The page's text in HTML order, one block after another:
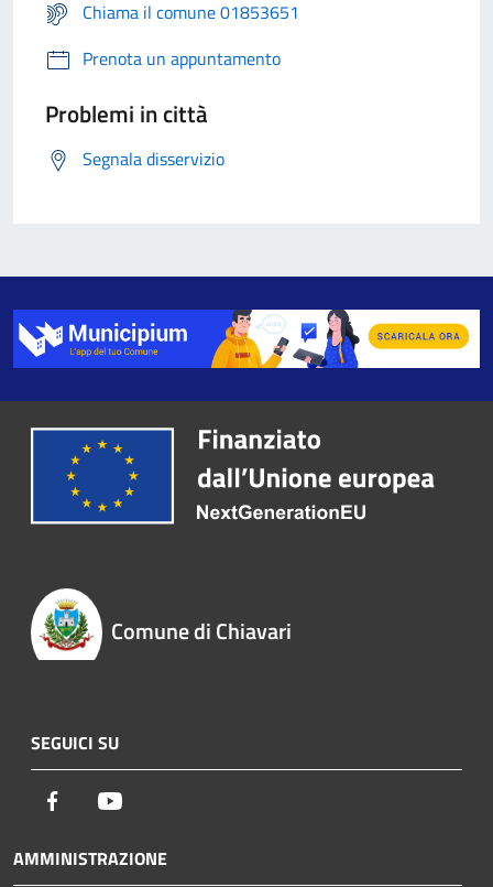
Chiama il comune 01853651
Prenota un appuntamento
Problemi in città
Segnala disservizio
Comune di Chiavari
SEGUICI SU
Facebook
AMMINISTRAZIONE